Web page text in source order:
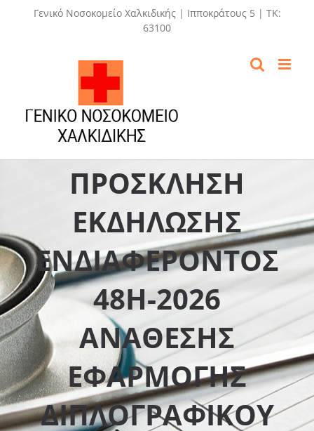
Γενικό Νοσοκομείο Χαλκιδικής | Ιπποκράτους 5 | ΤΚ:
63100
ΠΡΟΣΚΛΗΣΗ
ΕΚΔΗΛΩΣΗΣ
ΕΝΔΙΑΦΕΡΟΝΤΟΣ
48Η-2026
ΑΝΑΘΕΣΗΣ
ΕΦΑΡΜΟΓΗΣ
ΔΙΠΛΟΓΡΑΦΙΚΟΥ